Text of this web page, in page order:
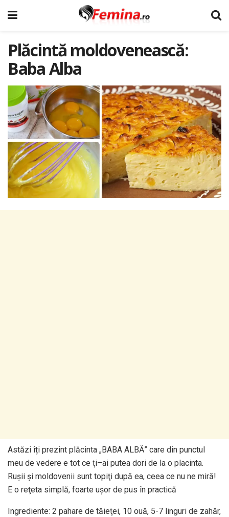
Plăcintă moldovenească:
Baba Alba
Astăzi îți prezint plăcinta „BABA ALBĂ” care din punctul
meu de vedere e tot ce ţi–ai putea dori de la o placinta.
Ruşii şi moldovenii sunt topiţi după ea, ceea ce nu ne miră!
E o reţeta simplă, foarte uşor de pus în practică
Ingrediente: 2 pahare de tăieţei, 10 ouă, 5-7 linguri de zahăr,